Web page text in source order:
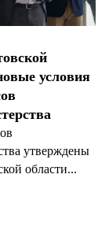
условия
утверждены
области...